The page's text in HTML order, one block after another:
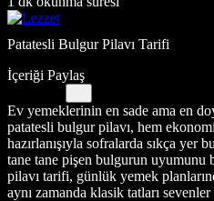
Patatesli Bulgur Pilavı Tarifi
İçeriği Paylaş
Ev yemeklerinin en sade ama en
patatesli bulgur pilavı, hem
hazırlanışıyla sofralarda sıkça yer
tane tane pişen bulgurun uyumunu
pilavı tarifi, günlük yemek
aynı zamanda klasik tatları